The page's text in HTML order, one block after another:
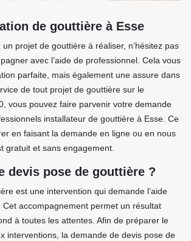
de gouttière à Esse
projet de gouttière à réaliser, n’hésitez pas
avec l’aide de professionnel. Cela vous
parfaite, mais également une assure dans
de tout projet de gouttière sur le
vous pouvez faire parvenir votre demande
installateur de gouttière à Esse. Ce
en faisant la demande en ligne ou en nous
gratuit et sans engagement.
devis pose de gouttière ?
est une intervention qui demande l’aide
Cet accompagnement permet un résultat
à toutes les attentes. Afin de préparer le
interventions, la demande de devis pose de